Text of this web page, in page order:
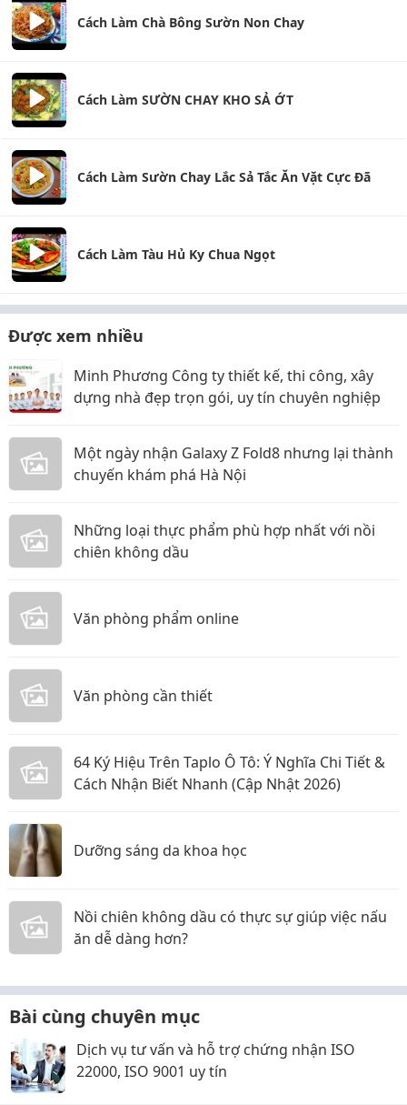
Cách Làm Chà Bông Sườn Non Chay
Cách Làm SƯỜN CHAY KHO SẢ ỚT
Cách Làm Sườn Chay Lắc Sả Tắc Ăn Vặt Cực Đã
Cách Làm Tàu Hủ Ky Chua Ngọt
Được xem nhiều
Minh Phương Công ty thiết kế, thi công, xây
dựng nhà đẹp trọn gói, uy tín chuyên nghiệp
Một ngày nhận Galaxy Z Fold8 nhưng lại thành
chuyến khám phá Hà Nội
Những loại thực phẩm phù hợp nhất với nồi
chiên không dầu
Văn phòng phẩm online
Văn phòng cần thiết
64 Ký Hiệu Trên Taplo Ô Tô: Ý Nghĩa Chi Tiết &
Cách Nhận Biết Nhanh (Cập Nhật 2026)
Dưỡng sáng da khoa học
Nồi chiên không dầu có thực sự giúp việc nấu
ăn dễ dàng hơn?
Bài cùng chuyên mục
Dịch vụ tư vấn và hỗ trợ chứng nhận ISO
22000, ISO 9001 uy tín